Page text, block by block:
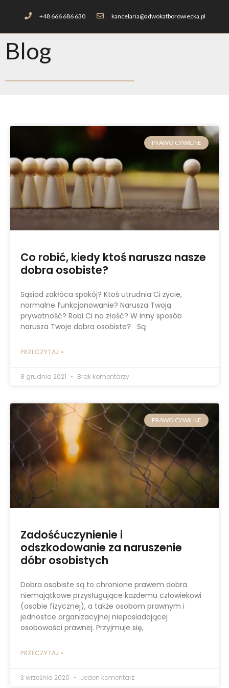
+48 666 686 630 kancelaria@adwokatborowiecka.pl
Blog
PRAWO CYWILNE
Co robić, kiedy ktoś narusza nasze
dobra osobiste?
Sąsiad zakłóca spokój? Ktoś utrudnia Ci życie,
normalne funkcjonowanie? Narusza Twoją
prywatność? Robi Ci na złość? W inny sposób
narusza Twoje dobra osobiste? Są
PRZECZYTAJ »
8 grudnia 2021 Brak komentarzy
PRAWO CYWILNE
Zadośćuczynienie i
odszkodowanie za naruszenie
dóbr osobistych
Dobra osobiste są to chronione prawem dobra
niemajątkowe przysługujące każdemu człowiekowi
(osobie fizycznej), a także osobom prawnym i
jednostce organizacyjnej nieposiadającej
osobowości prawnej. Przyjmuje się,
PRZECZYTAJ »
3 września 2020 Jeden komentarz